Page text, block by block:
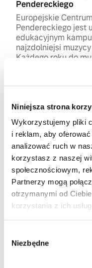
Niniejsza strona
Wykorzystujemy pliki
i reklam, aby
analizować ruch w
korzystasz z naszej
społecznościowym,
Partnerzy mogą
otrzymanymi od
korzystania z ich
zgody
Niezbędne
Pendereckiego
Europejskie
Pendereckiego jest
edukacyjnym
najzdolniejsi
Każdego roku do
setki młodych
Poznaj naszego